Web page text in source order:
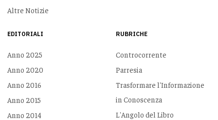
Altre Notizie
EDITORIALI
Anno 2025
Anno 2020
Anno 2016
Anno 2015
Anno 2014
RUBRICHE
Controcorrente
Parresia
Trasformare l'Informazione
in Conoscenza
L'Angolo del Libro